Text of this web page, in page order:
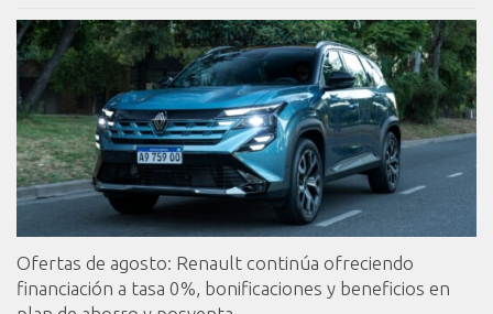
Ofertas de agosto: Renault continúa ofreciendo
financiación a tasa 0%, bonificaciones y beneficios en